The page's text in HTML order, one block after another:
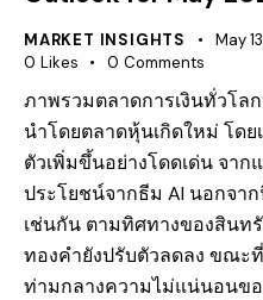
MARKET INSIGHTS May
0 Likes 0 Comments
ภาพรวมตลาดการเงินทั่วโล
นำโดยตลาดหุ้นเกิดใหม่ โด
ตัวเพิ่มขึ้นอย่างโดดเด่น จา
ประโยชน์จากธีม AI นอกจา
เช่นกัน ตามทิศทางของสินท
ทองคำยังปรับตัวลดลง ขณะ
ท่ามกลางความไม่แน่นอนข